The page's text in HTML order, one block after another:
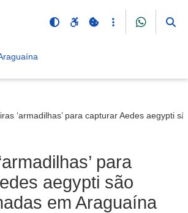
‘armadilhas’ para capturar Aedes aegypti
para
aegypti são
em Araguaína